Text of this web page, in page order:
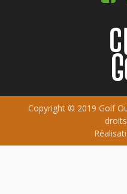
Copyright © 2019 Golf